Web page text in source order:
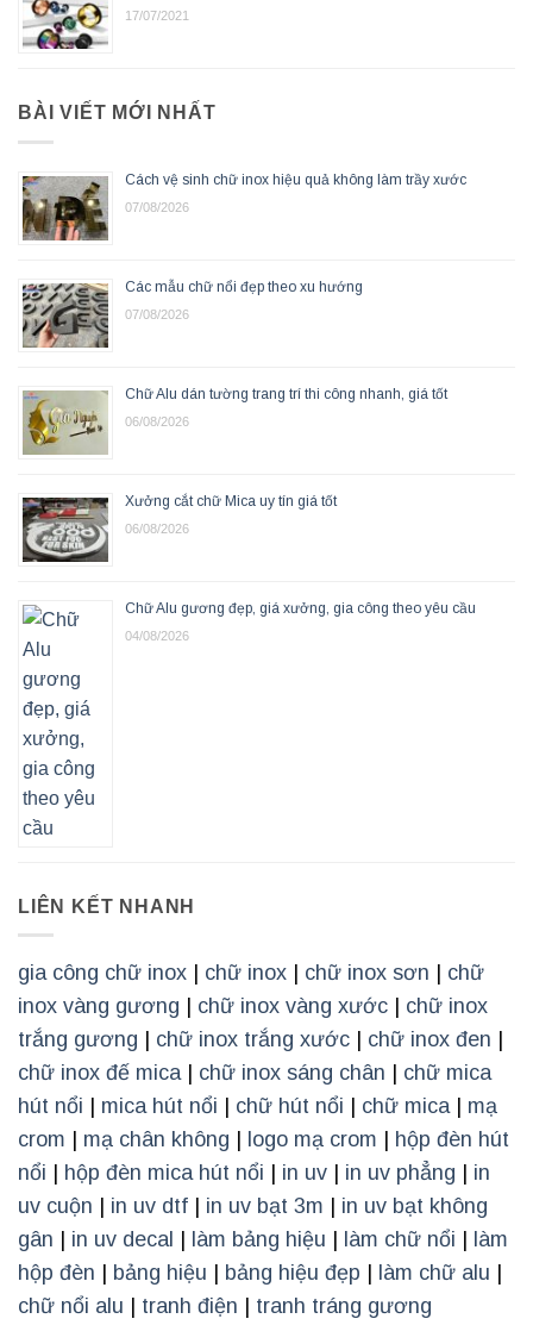
17/07/2021
BÀI VIẾT MỚI NHẤT
Cách vệ sinh chữ inox hiệu quả không làm trầy xước
07/08/2026
Các mẫu chữ nổi đẹp theo xu hướng
07/08/2026
Chữ Alu dán tường trang trí thi công nhanh, giá tốt
06/08/2026
Xưởng cắt chữ Mica uy tín giá tốt
06/08/2026
Chữ Alu gương đẹp, giá xưởng, gia công theo yêu cầu
04/08/2026
LIÊN KẾT NHANH
gia công chữ inox chữ inox chữ inox sơn
chữ
inox vàng gương
chữ inox vàng xước
chữ inox
trắng gương
chữ inox trắng xước chữ inox đen
chữ inox đế mica| chữ inox sáng chân
chữ mica
hút nổi
mica hút nổi chữ hút nổi chữ mica| mạ
crom
mạ chân không logo mạ crom
hộp đèn hút
nổi
hộp đèn mica hút nổi in uv in uv phẳng
in
uv cuộn
in uv dtf in uv bạt 3m
in uv bạt không
gân
in uv decal làm bảng hiệu làm chữ nổi
làm
hộp đèn
bảng hiệu bảng hiệu đẹp làm chữ alu
chữ nổi alu
tranh điện tranh tráng gương